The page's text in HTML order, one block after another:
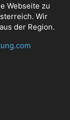
Webseite zu
Wir
der Region.